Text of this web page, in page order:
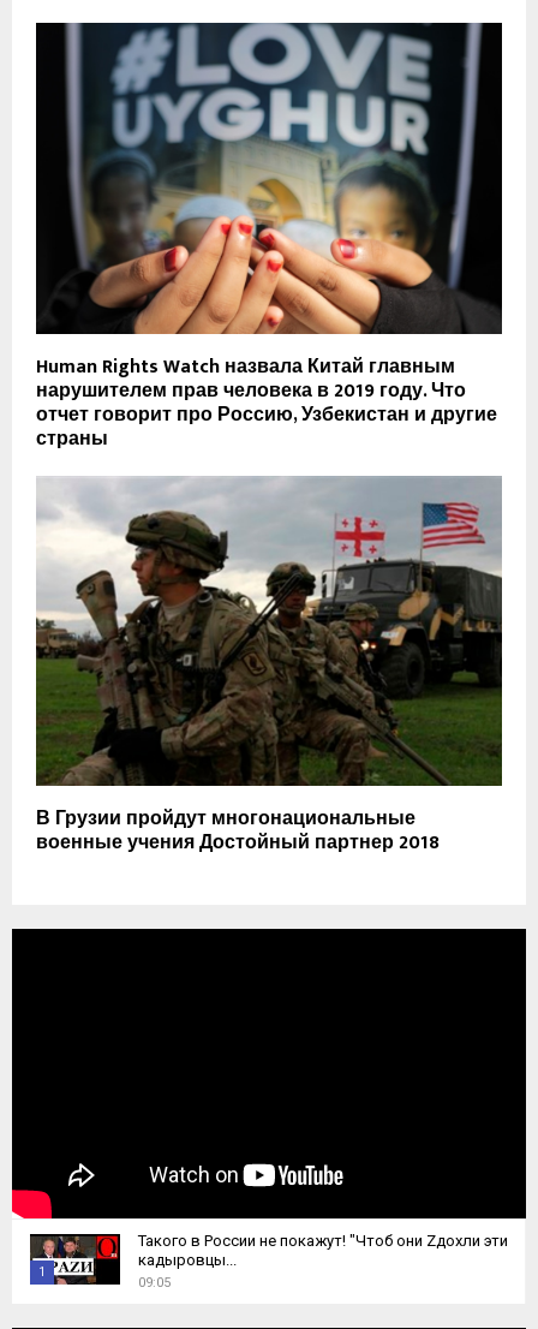
Human Rights Watch назвала Китай главным
нарушителем прав человека в 2019 году. Что
отчет говорит про Россию, Узбекистан и другие
страны
В Грузии пройдут многонациональные
военные учения Достойный партнер 2018
1
Такого в России не покажут! "Чтоб они Zдохли эти
кадыровцы...
09:05